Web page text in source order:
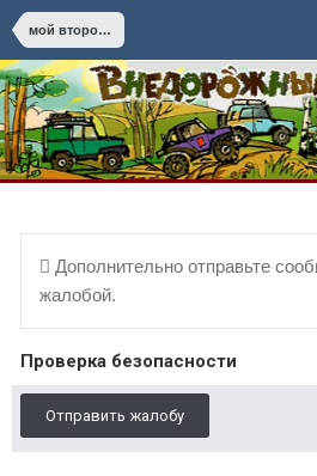
мой второй джип)
Дополнительно отправьте
жалобой.
Проверка безопасности
Отправить жалобу